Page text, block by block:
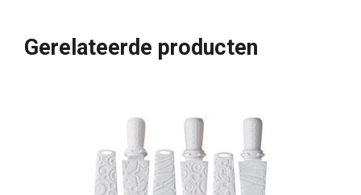
Gerelateerde producten